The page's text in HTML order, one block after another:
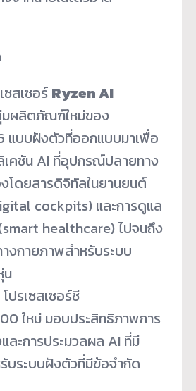
ซสเซอร์ Ryzen AI
ผลิตภัณฑ์ใหม่ของ
แบบฝังตัวที่ออกแบบมาเพื่อ
คชัน AI ที่อุปกรณ์ปลายทาง
โดยสารดิจิทัลในยานยนต์
cockpits) และการดูแล
healthcare) ไปจนถึง
างกายภาพสำหรับระบบ
น
ปรเซสเซอร์ซี
ใหม่ มอบประสิทธิภาพการ
ละการประมวลผล AI ที่มี
บระบบฝังตัวที่มีข้อจำกัด